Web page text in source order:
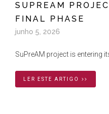
SUPREAM
FINAL PHASE
junho 5, 2026
SuPreAM project is entering
LER ESTE ARTIGO